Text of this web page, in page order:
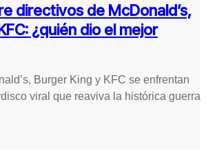
directivos de McDonald’s,
¿quién dio el mejor
Burger King y KFC se enfrentan
viral que reaviva la histórica guerra